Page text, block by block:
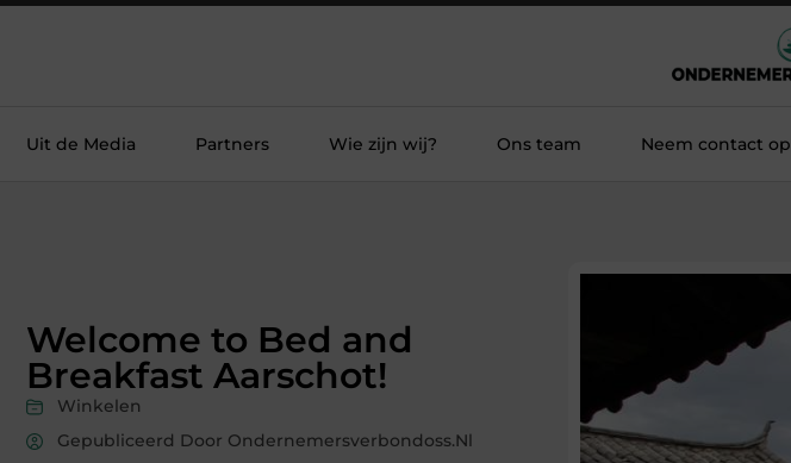
Uit de Media Partners Wie zijn wij? Ons team Neem contact op
Welcome to Bed and
Breakfast Aarschot!
Winkelen
Gepubliceerd Door Ondernemersverbondoss.nl